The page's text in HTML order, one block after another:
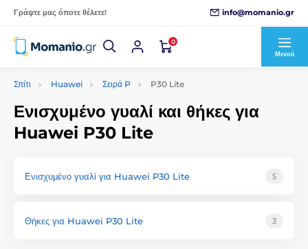
Γράψτε μας όποτε θέλετε! info@momanio.gr
0
Μενού
Σπίτι Huawei Σειρά P P30 Lite
Ενισχυμένο γυαλί και θήκες για
Huawei P30 Lite
Ενισχυμένο γυαλί για Huawei P30 Lite 5
Θήκες για Huawei P30 Lite 3